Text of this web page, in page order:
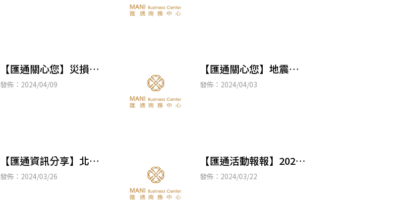
【匯通關心您】災損減
免三步驟報您知
發佈：2024/04/09
【匯通關心您】地震防
災資訊宣導、分享
發佈：2024/04/03
【匯通資訊分享】北市
圖「荷蘭留學工作全攻
發佈：2024/03/26
【匯通活動報報】2024
年國際寵物日-毛孩春遊
發佈：2024/03/22